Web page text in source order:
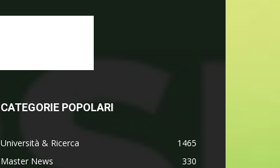
CATEGORIE POPOLARI
Università & Ricerca
1465
Master News
330